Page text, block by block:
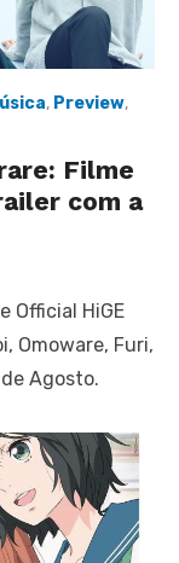
, Preview,
Filme
com a
Official HiGE
Omoware, Furi,
Agosto.